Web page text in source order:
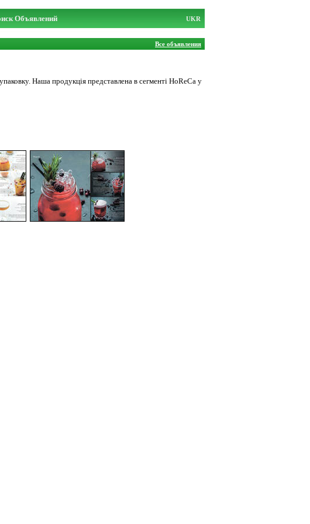
Объявлений UKR
Все объявления
Наша продукція представлена в сегменті HoReCa у